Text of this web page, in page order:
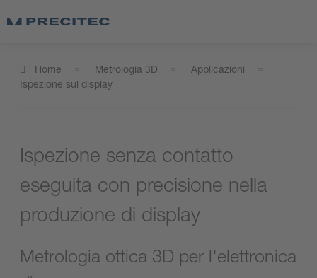
Home Metrologia 3D
Applicazioni
Ispezione sul display
Ispezione senza contatto
eseguita con precisione nella
produzione di display
Metrologia ottica 3D per l'elettronica